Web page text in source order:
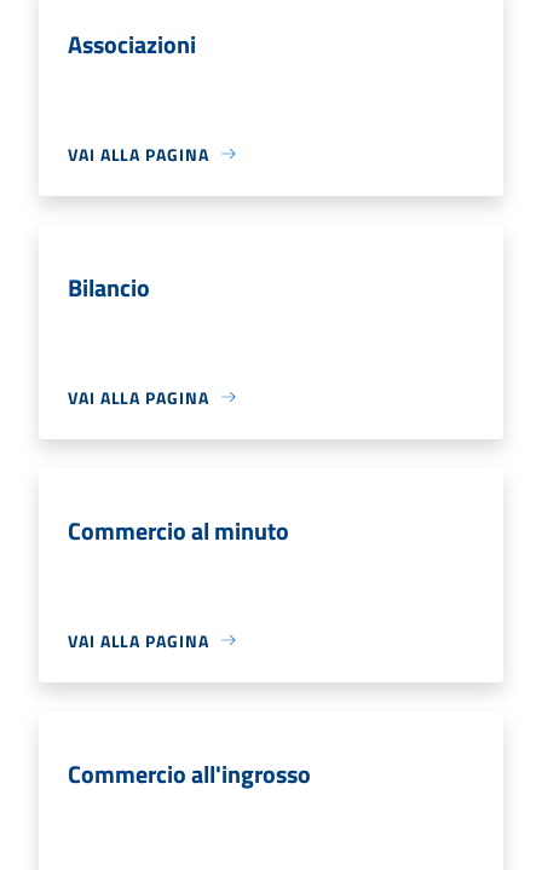
Associazioni
VAI ALLA PAGINA
Bilancio
VAI ALLA PAGINA
Commercio al minuto
VAI ALLA PAGINA
Commercio all'ingrosso